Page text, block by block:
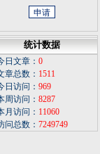
统计数据
日文章： 0
章总数： 1511
日访问： 969
周访问： 8287
月访问： 11060
问总数： 7249749